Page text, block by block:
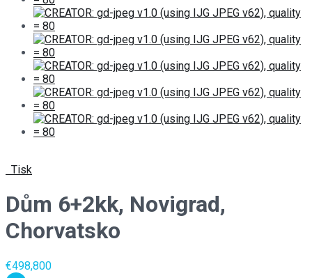
Tisk
Dům 6+2kk, Novigrad,
Chorvatsko
€498,800